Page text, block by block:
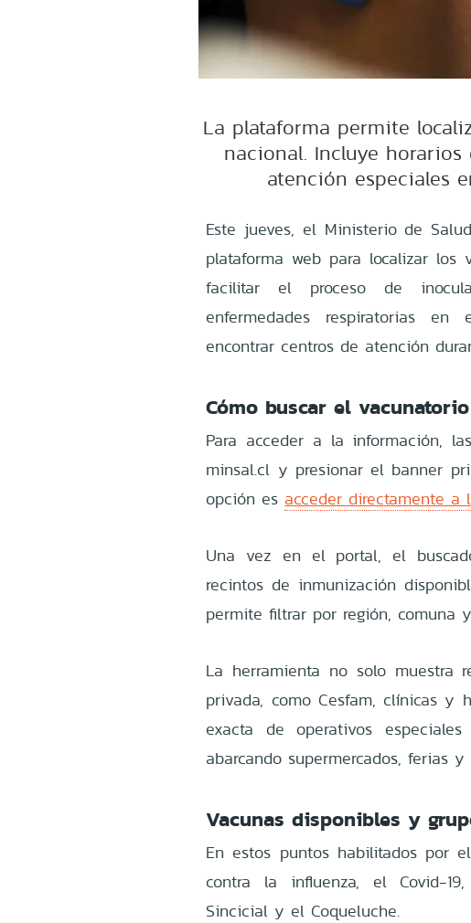
La plataforma permite
nacional. Incluye
atención especiales
Este jueves, el Ministerio de
plataforma web para localizar los
facilitar el proceso de
enfermedades respiratorias
encontrar centros de atención
Cómo buscar el
Para acceder a la información,
minsal.cl y presionar el banner
opción es acceder directamente a
Una vez en el portal, el
recintos de inmunización
permite filtrar por región, comuna
La herramienta no solo muestra
privada, como Cesfam, clínicas y
exacta de operativos
abarcando supermercados, ferias
Vacunas disponibles y
En estos puntos habilitados por
contra la influenza, el Covid-
Sincicial y el Coqueluche.